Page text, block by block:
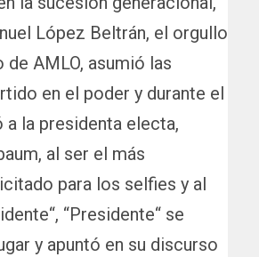
López Beltrán, el orgullo
AMLO, asumió las
en el poder y durante el
a la presidenta electa,
al ser el más
para los selfies y al
“Presidente“ se
y apuntó en su discurso